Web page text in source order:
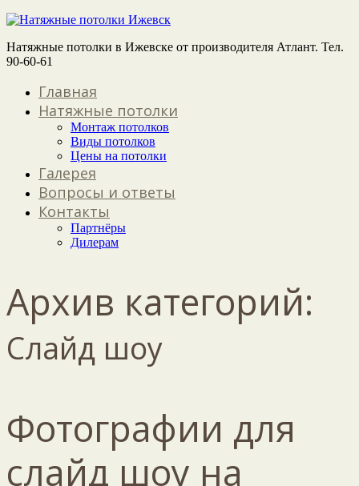
Натяжные потолки в Ижевске от производителя Атлант. Тел.
90-60-61
Главная
Натяжные потолки
Монтаж потолков
Виды потолков
Цены на потолки
Галерея
Вопросы и ответы
Контакты
Партнёры
Дилерам
Архив категорий:
Слайд шоу
Фотографии для
слайд шоу на